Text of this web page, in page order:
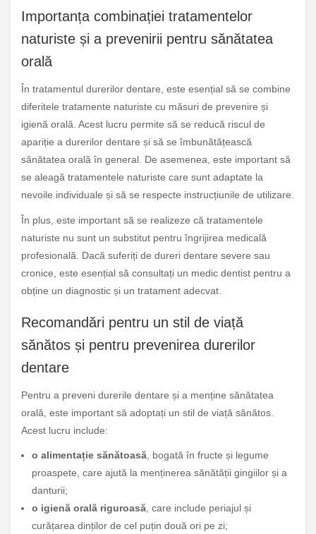
Importanța combinației tratamentelor
naturiste și a prevenirii pentru sănătatea
orală
În tratamentul durerilor dentare, este esențial să se combine
diferitele tratamente naturiste cu măsuri de prevenire și
igienă orală. Acest lucru permite să se reducă riscul de
apariție a durerilor dentare și să se îmbunătățească
sănătatea orală în general. De asemenea, este important să
se aleagă tratamentele naturiste care sunt adaptate la
nevoile individuale și să se respecte instrucțiunile de utilizare.
În plus, este important să se realizeze că tratamentele
naturiste nu sunt un substitut pentru îngrijirea medicală
profesională. Dacă suferiți de dureri dentare severe sau
cronice, este esențial să consultați un medic dentist pentru a
obține un diagnostic și un tratament adecvat.
Recomandări pentru un stil de viață
sănătos și pentru prevenirea durerilor
dentare
Pentru a preveni durerile dentare și a menține sănătatea
orală, este important să adoptați un stil de viață sănătos.
Acest lucru include:
o alimentație sănătoasă, bogată în fructe și legume
proaspete, care ajută la menținerea sănătății gingiilor și a
danturii;
o igienă orală riguroasă, care include periajul și
curățarea dinților de cel puțin două ori pe zi;